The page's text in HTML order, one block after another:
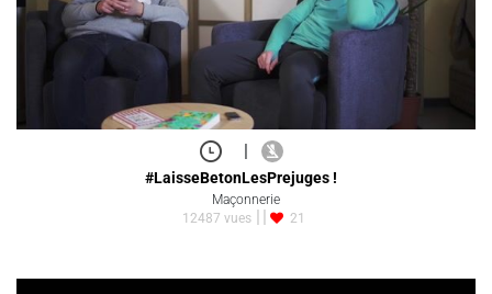
|
#LaisseBetonLesPrejuges !
Maçonnerie
12487 vues
21